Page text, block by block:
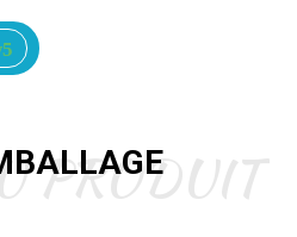
PRODUIT